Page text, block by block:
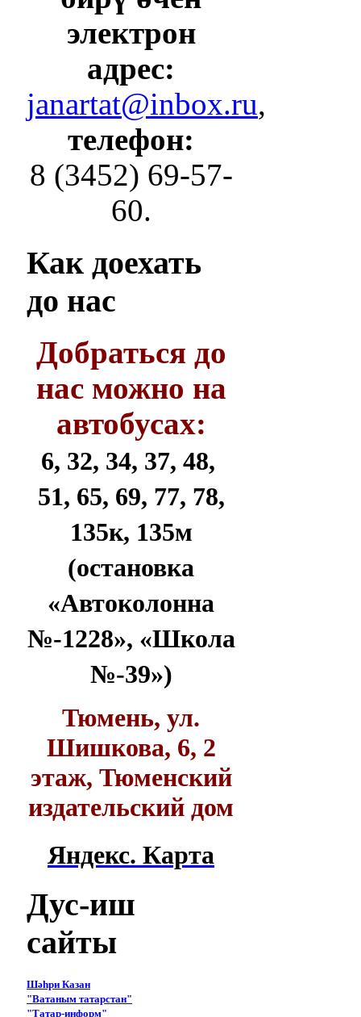
электрон
адрес:
janartat@inbox.ru,
телефон:
8 (3452) 69-57-
60.
Как доехать
до нас
Добраться до
нас можно на
автобусах:
6, 32, 34, 37, 48,
51, 65, 69, 77, 78,
135к, 135м
(остановка
«Автоколонна
№-1228», «Школа
№-39»)
Тюмень, ул.
Шишкова, 6, 2
этаж, Тюменский
издательский дом
Яндекс. Карта
Дус-иш
сайты
Шәһри Казан
"Ватаным татарстан"
"Татар-информ"